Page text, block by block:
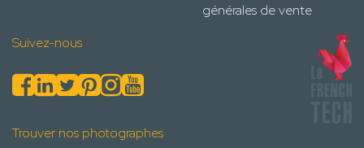
générales de vente
Suivez-nous
Trouver nos photographes